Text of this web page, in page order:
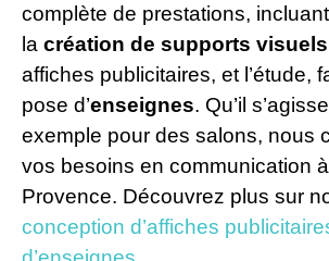
complète de prestations, incluant
la création de supports visuels
affiches publicitaires, et l’étude,
pose d’enseignes. Qu’il
exemple pour des salons, nous
vos besoins en communication
Provence. Découvrez plus sur
conception d’affiches